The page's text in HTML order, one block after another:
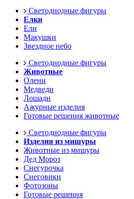
Светодиодные фигуры
Елки
Ели
Макушки
Звездное небо
Светодиодные фигуры
Животные
Олени
Медведи
Лошади
Ажурные изделия
Готовые решения животные
Светодиодные фигуры
Изделия из мишуры
Животные из мишуры
Дед Мороз
Снегурочка
Снеговики
Фотозоны
Готовые решения